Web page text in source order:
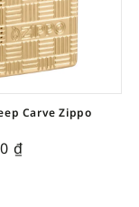
Carve Zippo
₫